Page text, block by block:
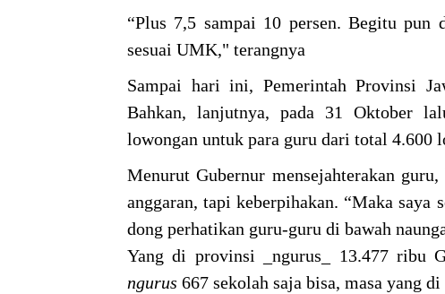
“Plus 7,5 sampai 10 persen. Begitu
sesuai UMK," terangnya
Sampai hari ini, Pemerintah Provinsi
Bahkan, lanjutnya, pada 31 Oktober
lowongan untuk para guru dari total 4.600
Menurut Gubernur mensejahterakan
anggaran, tapi keberpihakan. “Maka
dong perhatikan guru-guru di bawah
Yang di provinsi _ngurus_ 13.477 ribu
ngurus 667 sekolah saja bisa, masa yang